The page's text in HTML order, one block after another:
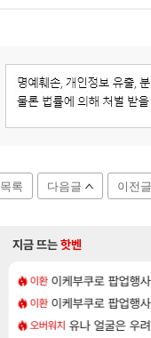
목록 다음글 이전글
지금 뜨는핫벤
이환 이케부쿠로 팝업행
이환 이케부쿠로 팝업행
오버워치 유나 얼굴은 우
차벤 아반테 2.0 자연흡
비스트 모든 요리/작물 책 획
섭컬겜 무한대 아난타 유